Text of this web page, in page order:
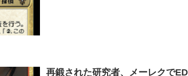
再鍛された研究者、メーレクで